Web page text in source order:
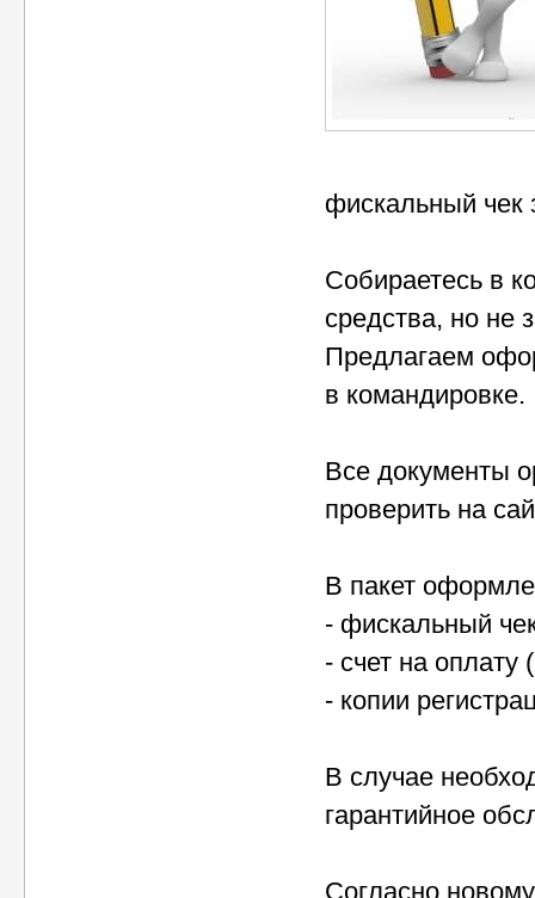
фискальный чек
Собираетесь в
средства, но не
Предлагаем
в командировке.
Все документы
проверить на
В пакет
- фискальный
- счет на оплату
- копии
В случае
гарантийное
Согласно